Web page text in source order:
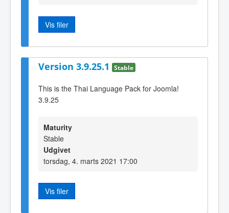
Vis filer
Version 3.9.25.1 Stable
This is the Thai Language Pack for Joomla!
3.9.25
Maturity
Stable
Udgivet
torsdag, 4. marts 2021 17:00
Vis filer